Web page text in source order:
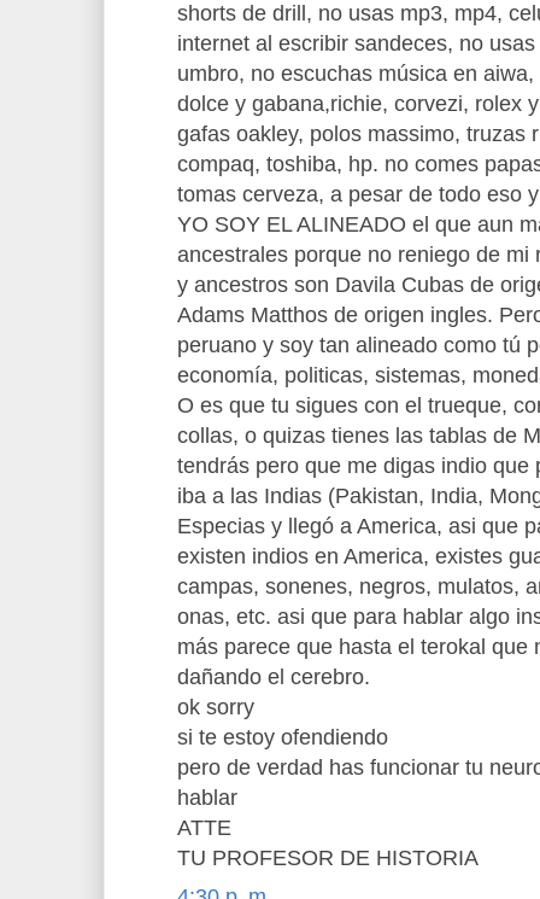
shorts de drill, no usas mp3, mp4,
internet al escribir sandeces, no
umbro, no escuchas música en
dolce y gabana,richie, corvezi, rolex
gafas oakley, polos massimo, truzas
compaq, toshiba, hp. no comes
tomas cerveza, a pesar de todo eso
YO SOY EL ALINEADO el que aun
ancestrales porque no reniego de mi
y ancestros son Davila Cubas de
Adams Matthos de origen ingles.
peruano y soy tan alineado como tú
economía, politicas, sistemas,
O es que tu sigues con el trueque,
collas, o quizas tienes las tablas de
tendrás pero que me digas indio que
iba a las Indias (Pakistan, India,
Especias y llegó a America, asi que
existen indios en America, existes
campas, sonenes, negros, mulatos,
onas, etc. asi que para hablar algo
más parece que hasta el terokal que
dañando el cerebro.
ok sorry
si te estoy ofendiendo
pero de verdad has funcionar tu
hablar
ATTE
TU PROFESOR DE HISTORIA